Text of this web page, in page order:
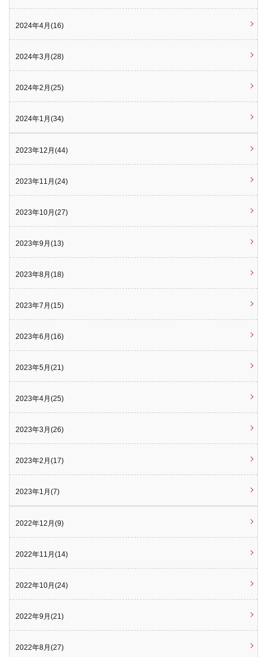
2024年4月(16)
2024年3月(28)
2024年2月(25)
2024年1月(34)
2023年12月(44)
2023年11月(24)
2023年10月(27)
2023年9月(13)
2023年8月(18)
2023年7月(15)
2023年6月(16)
2023年5月(21)
2023年4月(25)
2023年3月(26)
2023年2月(17)
2023年1月(7)
2022年12月(9)
2022年11月(14)
2022年10月(24)
2022年9月(21)
2022年8月(27)